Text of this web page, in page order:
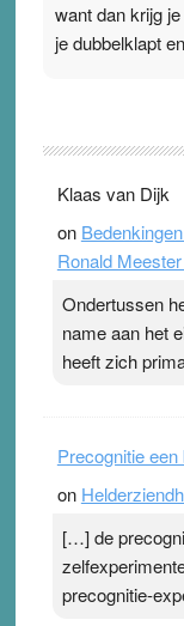
want dan krijg
je dubbelklapt
topsporters. Ze
terwijl ze meer
pleister geen
Klaas van Dijk
on
Ronald
Ondertussen
name aan het
heeft zich
Precognitie
on
[…] de
precognitie-